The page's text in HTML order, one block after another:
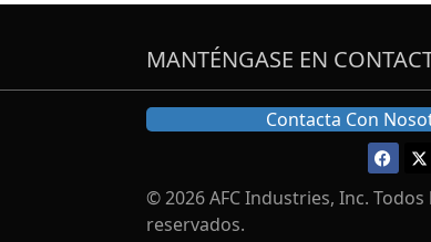
MANTÉNGASE EN
Contacta Con
© 2026 AFC Industries, Inc.
reservados.